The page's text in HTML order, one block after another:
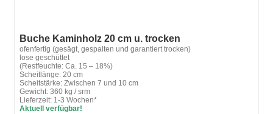
Buche Kaminholz 20 cm u. trocken
ofenfertig (gesägt, gespalten und garantiert trocken)
lose geschüttet
(Restfeuchte: Ca. 15 – 18%)
Scheitlänge: 20 cm
Scheitstärke: Zwischen 7 und 10 cm
Gewicht: 360 kg / srm
Lieferzeit: 1-3 Wochen*
Aktuell verfügbar!